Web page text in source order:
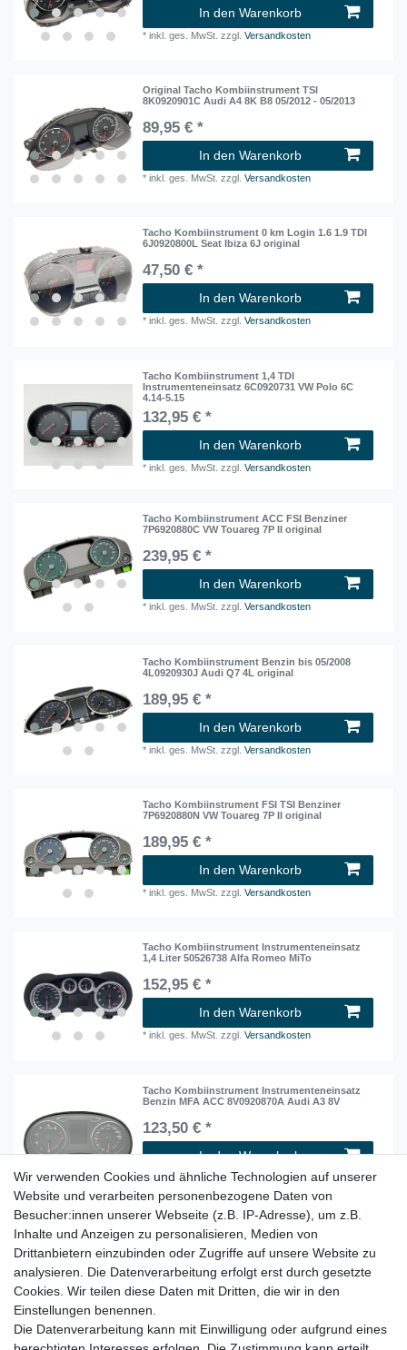
In den Warenkorb
*inkl. ges. MwSt. zzgl.Versandkosten
Original Tacho Kombiinstrument TSI
8K0920901C Audi A4 8K B8 05/2012 - 05/2013
89,95 € *
In den Warenkorb
*inkl. ges. MwSt. zzgl.Versandkosten
Tacho Kombiinstrument 0 km Login 1.6 1.9 TDI
6J0920800L Seat Ibiza 6J original
47,50 € *
In den Warenkorb
*inkl. ges. MwSt. zzgl.Versandkosten
Tacho Kombiinstrument 1,4 TDI
Instrumenteneinsatz 6C0920731 VW Polo 6C
4.14-5.15
132,95 € *
In den Warenkorb
*inkl. ges. MwSt. zzgl.Versandkosten
Tacho Kombiinstrument ACC FSI Benziner
7P6920880C VW Touareg 7P II original
239,95 € *
In den Warenkorb
*inkl. ges. MwSt. zzgl.Versandkosten
Tacho Kombiinstrument Benzin bis 05/2008
4L0920930J Audi Q7 4L original
189,95 € *
In den Warenkorb
*inkl. ges. MwSt. zzgl.Versandkosten
Tacho Kombiinstrument FSI TSI Benziner
7P6920880N VW Touareg 7P II original
189,95 € *
In den Warenkorb
*inkl. ges. MwSt. zzgl.Versandkosten
Tacho Kombiinstrument Instrumenteneinsatz
1,4 Liter 50526738 Alfa Romeo MiTo
152,95 € *
In den Warenkorb
*inkl. ges. MwSt. zzgl.Versandkosten
Tacho Kombiinstrument Instrumenteneinsatz
Benzin MFA ACC 8V0920870A Audi A3 8V
123,50 € *
In den Warenkorb
*inkl. ges. MwSt.zzgl.Versandkosten
Tacho Kombiinstrument Instrumenteneinsatz
TFSI 8U0920940D Audi Q3 8U 2013-2014
94,95 € *
In den Warenkorb
Wir verwenden Cookies und ähnliche Technologien auf unserer
Website und verarbeiten personenbezogene Daten von
Besucher:innen unserer Webseite (z.B. IP-Adresse), um z.B.
Inhalte und Anzeigen zu personalisieren, Medien von
Drittanbietern einzubinden oder Zugriffe auf unsere Website zu
analysieren. Die Datenverarbeitung erfolgt erst durch gesetzte
Cookies. Wir teilen diese Daten mit Dritten, die wir in den
Einstellungen benennen.
Die Datenverarbeitung kann mit Einwilligung oder aufgrund eines